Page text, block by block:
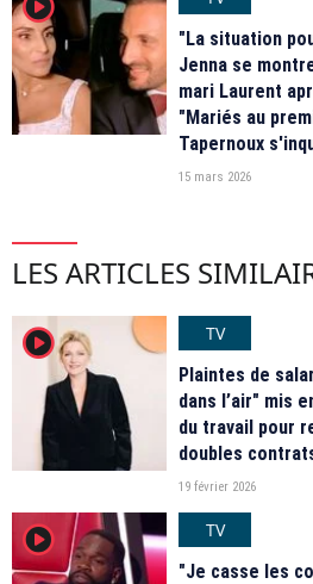
"La situation
Jenna se
mari Laurent
"Mariés au
Tapernoux
15 mars 2026
LES ARTICLES
player2
TV
Plaintes de
dans l’air" mis
du travail pour
doubles
19 février 2026
player2
TV
"Je casse les